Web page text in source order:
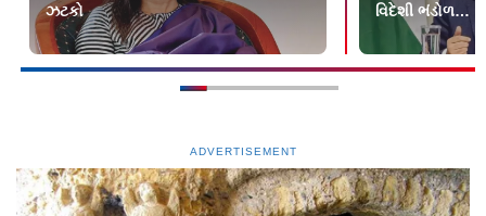
ઝટકો
વિદેશી ભંડોળ…
ADVERTISEMENT